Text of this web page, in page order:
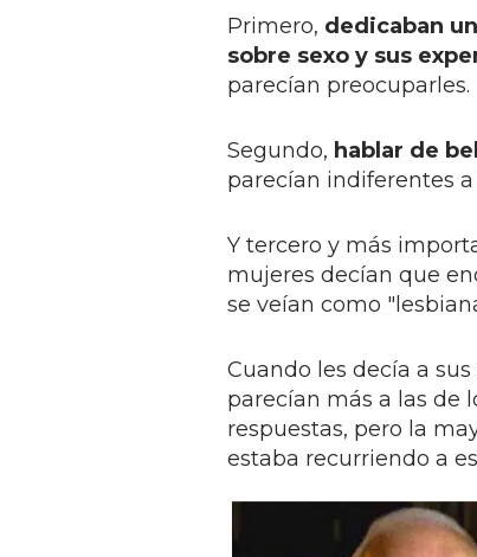
Primero, dedicaban
sobre sexo y sus
parecían preocuparles.
Segundo, hablar de
parecían indiferentes a
Y tercero y más
mujeres decían que
se veían como
Cuando les decía a
parecían más a las de
respuestas, pero la
estaba recurriendo a